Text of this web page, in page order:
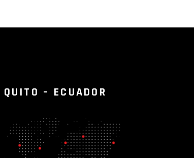
QUITO – ECUADOR